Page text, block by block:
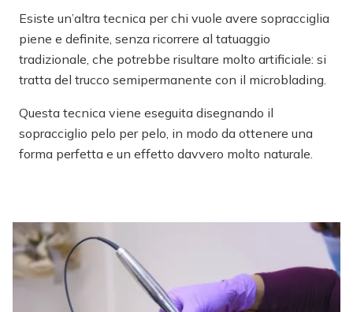
Esiste un’altra tecnica per chi vuole avere sopracciglia
piene e definite, senza ricorrere al tatuaggio
tradizionale, che potrebbe risultare molto artificiale: si
tratta del trucco semipermanente con il microblading.
Questa tecnica viene eseguita disegnando il
sopracciglio pelo per pelo, in modo da ottenere una
forma perfetta e un effetto davvero molto naturale.